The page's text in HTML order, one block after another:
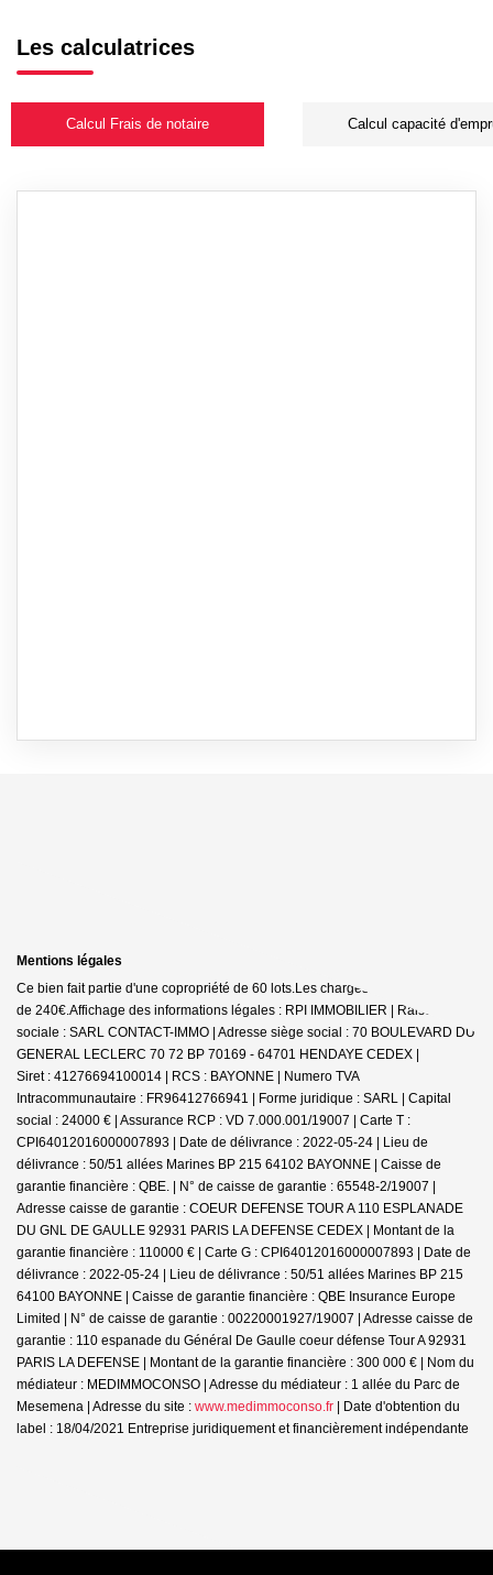
Les calculatrices
Calcul Frais de notaire Calcul capacité
Mentions légales
Ce bien fait partie d'une copropriété de 60 lots.Les charges annuelles sont
de 240€.Affichage des informations légales : RPI IMMOBILIER | Raison
sociale : SARL CONTACT-IMMO | Adresse siège social : 70 BOULEVARD DU
GENERAL LECLERC 70 72 BP 70169 - 64701 HENDAYE CEDEX |
Siret : 41276694100014 | RCS : BAYONNE | Numero TVA
Intracommunautaire : FR96412766941 | Forme juridique : SARL | Capital
social : 24000 € | Assurance RCP : VD 7.000.001/19007 | Carte T :
CPI64012016000007893 | Date de délivrance : 2022-05-24 | Lieu de
délivrance : 50/51 allées Marines BP 215 64102 BAYONNE | Caisse de
garantie financière : QBE. | N° de caisse de garantie : 65548-2/19007 |
Adresse caisse de garantie : COEUR DEFENSE TOUR A 110 ESPLANADE
DU GNL DE GAULLE 92931 PARIS LA DEFENSE CEDEX | Montant de la
garantie financière : 110000 € | Carte G : CPI64012016000007893 | Date de
délivrance : 2022-05-24 | Lieu de délivrance : 50/51 allées Marines BP 215
64100 BAYONNE | Caisse de garantie financière : QBE Insurance Europe
Limited | N° de caisse de garantie : 00220001927/19007 | Adresse caisse de
garantie : 110 espanade du Général De Gaulle coeur défense Tour A 92931
PARIS LA DEFENSE | Montant de la garantie financière : 300 000 € | Nom du
médiateur : MEDIMMOCONSO | Adresse du médiateur : 1 allée du Parc de
Mesemena | Adresse du site : www.medimmoconso.fr | Date d'obtention du
label : 18/04/2021 Entreprise juridiquement et financièrement indépendante